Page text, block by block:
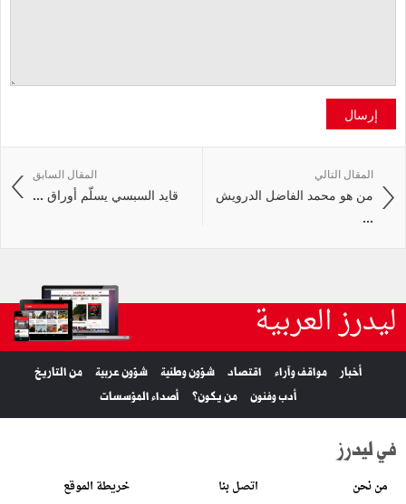
إرسال
المقال السابق
قايد السبسي يسلّم أوراق ...
المقال التالي
من هو محمد الفاضل الدرويش
...
ليدرز العربية
أخبار مواقف وآراء اقتصاد شؤون وطنية شؤون عربية
من التاريخ
أدب وفنون
من يكون؟ أصداء المؤسسات
في ليدرز
من نحن اتصل بنا خريطة الموقع